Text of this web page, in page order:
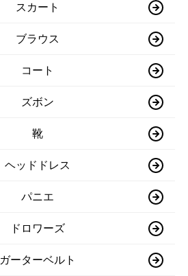
スカート
ブラウス
コート
ズボン
靴
ヘッドドレス
パニエ
ドロワーズ
ガーターベルト